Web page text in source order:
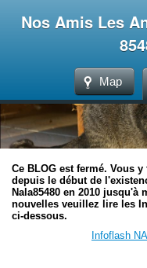
Nos Amis Les
Map
Ce BLOG est fermé. Vous
depuis le début de
Nala85480 en 2010 jusqu'à
nouvelles veuillez lire les
ci-dessous.
Infoflash